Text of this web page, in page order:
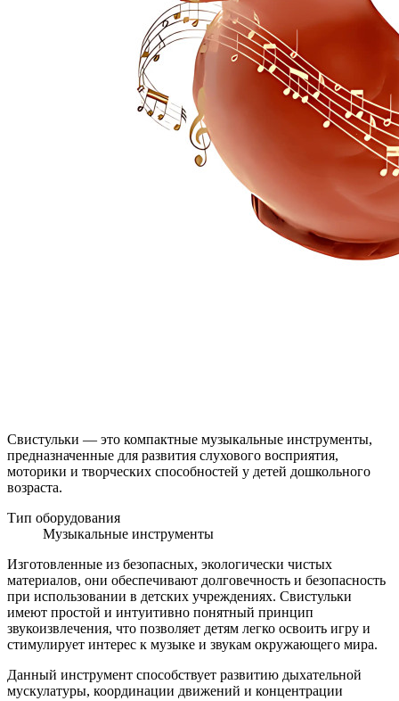
Свистульки — это компактные музыкальные инструменты,
предназначенные для развития слухового восприятия,
моторики и творческих способностей у детей дошкольного
возраста.
Тип оборудования
Музыкальные инструменты
Изготовленные из безопасных, экологически чистых
материалов, они обеспечивают долговечность и безопасность
при использовании в детских учреждениях. Свистульки
имеют простой и интуитивно понятный принцип
звукоизвлечения, что позволяет детям легко освоить игру и
стимулирует интерес к музыке и звукам окружающего мира.
Данный инструмент способствует развитию дыхательной
мускулатуры, координации движений и концентрации